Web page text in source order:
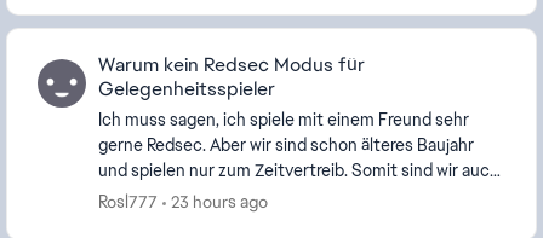
Warum kein Redsec Modus für
Gelegenheitsspieler
Ich muss sagen, ich spiele mit einem Freund sehr
gerne Redsec. Aber wir sind schon älteres Baujahr
und spielen nur zum Zeitvertreib. Somit sind wir auch
nicht besonders gut, wenn auch nicht schlecht....
Rosl777 23 hours ago